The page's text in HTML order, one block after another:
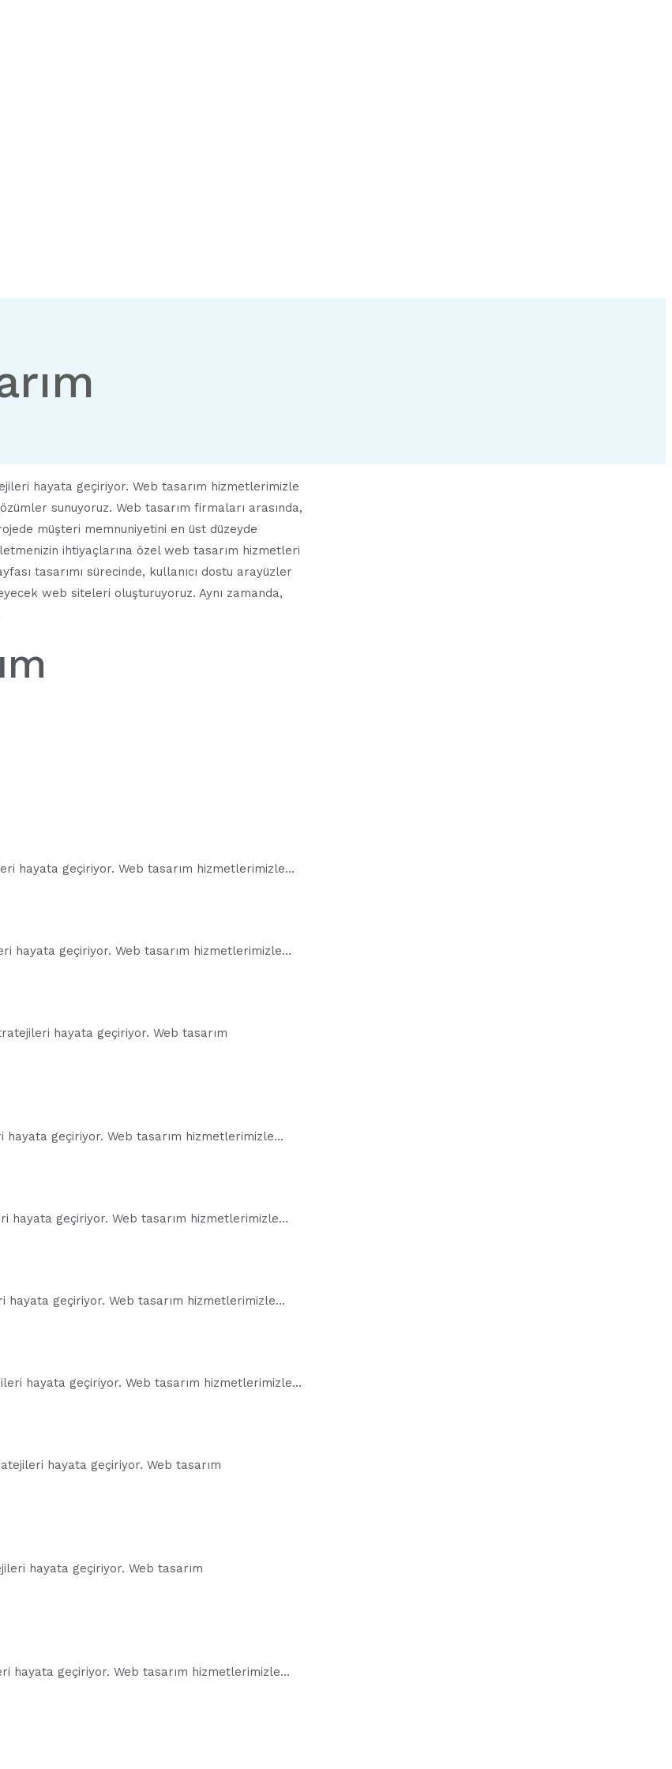
hayata geçiriyor. Web tasarım hizmetlerimizle
sunuyoruz. Web tasarım firmaları arasında,
müşteri memnuniyetini en üst düzeyde
ihtiyaçlarına özel web tasarım hizmetleri
tasarımı sürecinde, kullanıcı dostu arayüzler
web siteleri oluşturuyoruz. Aynı zamanda,
hayata geçiriyor. Web tasarım hizmetlerimizle…
hayata geçiriyor. Web tasarım hizmetlerimizle…
hayata geçiriyor. Web tasarım
hayata geçiriyor. Web tasarım hizmetlerimizle…
hayata geçiriyor. Web tasarım hizmetlerimizle…
hayata geçiriyor. Web tasarım hizmetlerimizle…
hayata geçiriyor. Web tasarım hizmetlerimizle…
hayata geçiriyor. Web tasarım
hayata geçiriyor. Web tasarım
hayata geçiriyor. Web tasarım hizmetlerimizle…